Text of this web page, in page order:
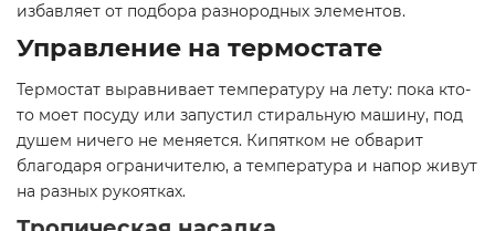
избавляет от подбора разнородных элементов.
Управление на термостате
Термостат выравнивает температуру на лету: пока кто-
то моет посуду или запустил стиральную машину, под
душем ничего не меняется. Кипятком не обварит
благодаря ограничителю, а температура и напор живут
на разных рукоятках.